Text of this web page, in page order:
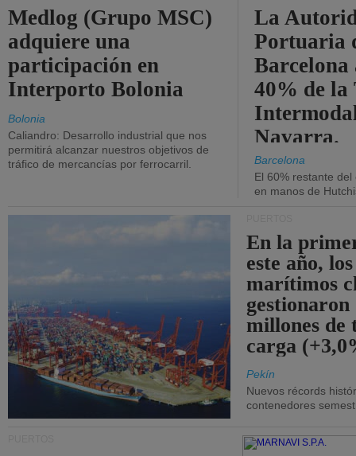
Medlog (Grupo MSC)
adquiere una
participación en
Interporto Bolonia
Bolonia
Caliandro: Desarrollo industrial que nos
permitirá alcanzar nuestros objetivos de
tráfico de mercancías por ferrocarril.
La
Portuaria
40% de la
Navarra.
Barcelona
El 60% restante
en manos de
En la
este año,
marítimos
gestionaron
millones de
carga
Pekín
Nuevos récords
contenedores